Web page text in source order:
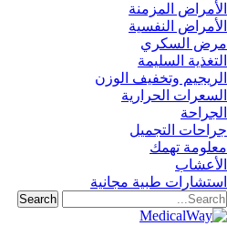
الأمراض المزمنة
الأمراض النفسية
مرض السكري
التغذية السليمة
الريجيم وتخفيف الوزن
السعرات الحرارية
الجراحة
جراحات التجميل
معلومة تهمك
الأعشاب
استشارات طبية مجانية